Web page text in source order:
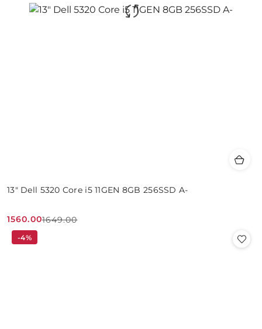
13" Dell 5320 Core i5 11GEN 8GB 256SSD A-
Cena
promocyjna:
1560.00
Cena
przed
1649.00
-4%